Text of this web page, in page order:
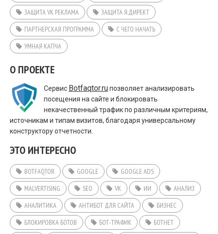
ЗАЩИТА VK РЕКЛАМА
ЗАЩИТА Я.ДИРЕКТ
ПАРТНЕРСКАЯ ПРОГРАММА
С ЧЕГО НАЧАТЬ
УМНАЯ КАПЧА
О ПРОЕКТЕ
Сервис Botfaqtor.ruпозволяет анализировать
посещения на сайте и блокировать
некачественный трафик по различным критериям,
источникам и типам визитов, благодаря универсальному
конструктору отчетности.
ЭТО ИНТЕРЕСНО
BOTFAQTOR GOOGLE
GOOGLE ADS
MALVERTISING
SEO VK ИИ
АНАЛИЗ
АНАЛИТИКА
АНТИБОТ ДЛЯ САЙТА
БИЗНЕС
БЛОКИРОВКА БОТОВ
БОТ-ТРАФИК
БОТНЕТ